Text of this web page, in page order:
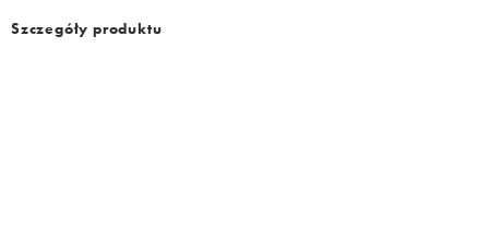
Szczegóły produktu